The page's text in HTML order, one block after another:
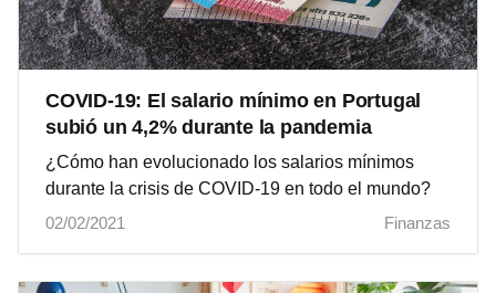
COVID-19: El salario mínimo en Portugal
subió un 4,2% durante la pandemia
¿Cómo han evolucionado los salarios mínimos
durante la crisis de COVID-19 en todo el mundo?
02/02/2021
Finanzas